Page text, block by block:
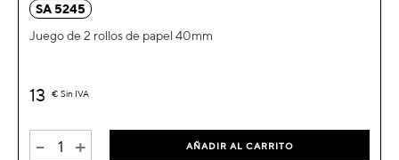
SA 5245
Juego de 2 rollos de papel 40mm
13 € Sin IVA
- + AÑADIR AL CARRITO